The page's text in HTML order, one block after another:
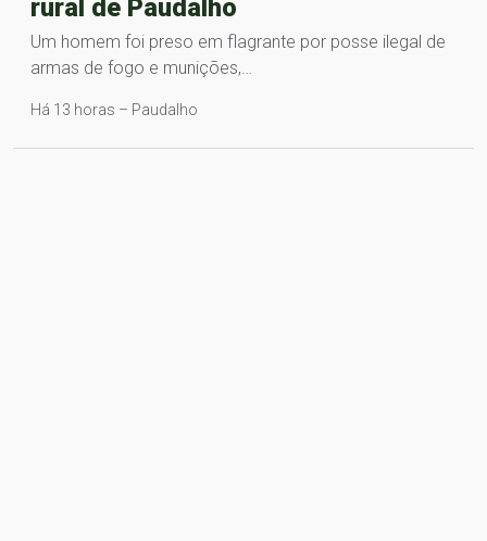
rural de Paudalho
Um homem foi preso em flagrante por posse ilegal de
armas de fogo e munições,…
Há 13 horas – Paudalho